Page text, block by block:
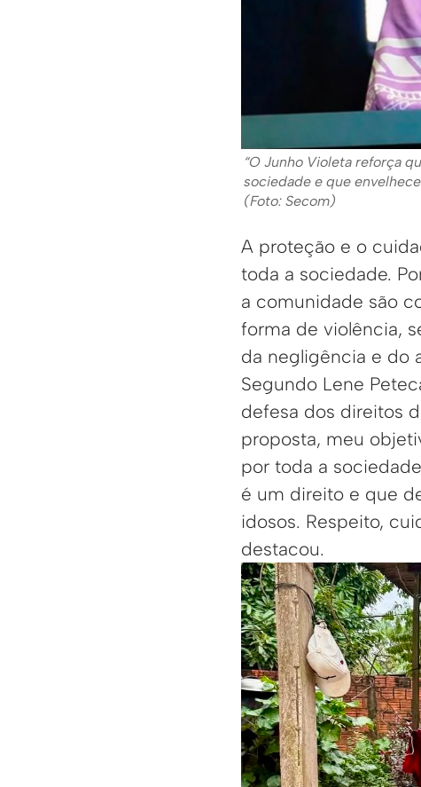
“O Junho Violeta reforça
sociedade e que
(Foto: Secom)
A proteção e o
toda a sociedade.
a comunidade são
forma de violência,
da negligência e do
Segundo Lene
defesa dos direitos
proposta, meu
por toda a
é um direito e que
idosos. Respeito,
destacou.